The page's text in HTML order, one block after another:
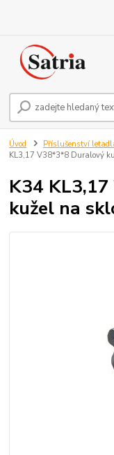
Úvod Příslušenství
KL3,17 V38*3*8 Duralový
K34
kužel na